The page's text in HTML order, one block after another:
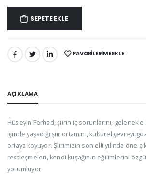
SEPETE EKLE
PAYLAŞ: FAVORILERIME EKLE
AÇIKLAMA
Hüseyin Ferhad, şiirin iç sorunlarını, gelenekle
içinde yaşadığı şiir ortamını, kültürel çevreyi
ortaya koyuyor. Şiirimizin son elli yılında öne
restleşmeleri, kendi kuşağının eğilimlerini
yorumluyor.